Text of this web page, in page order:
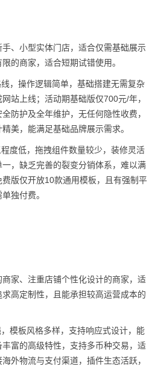
、小型实体门店，适合仅需基础展示
的商家，适合短期试错使用。
，操作逻辑简单，基础搭建无需复杂
站上线；活动期基础版仅700元/年，
防护及全年维护，无任何隐性收费，
美，能满足基础品牌展示需求。
度低，拖拽组件数量较少，装修灵活
，缺乏完善的裂变分销体系，难以满
版仅开放10款通用模板，且有强制平
独付费。
家、注重店铺个性化设计的商家，适
高定制性，且能承担较高运营成本的
模板风格多样，支持响应式设计，能
富的高级特性，支持多币种交易，适
外物流与支付渠道，插件生态活跃，